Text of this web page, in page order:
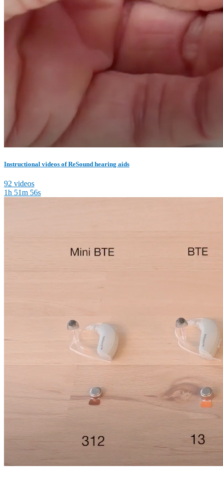
Instructional videos of ReSound hearing aids
92 videos
1h 51m 56s